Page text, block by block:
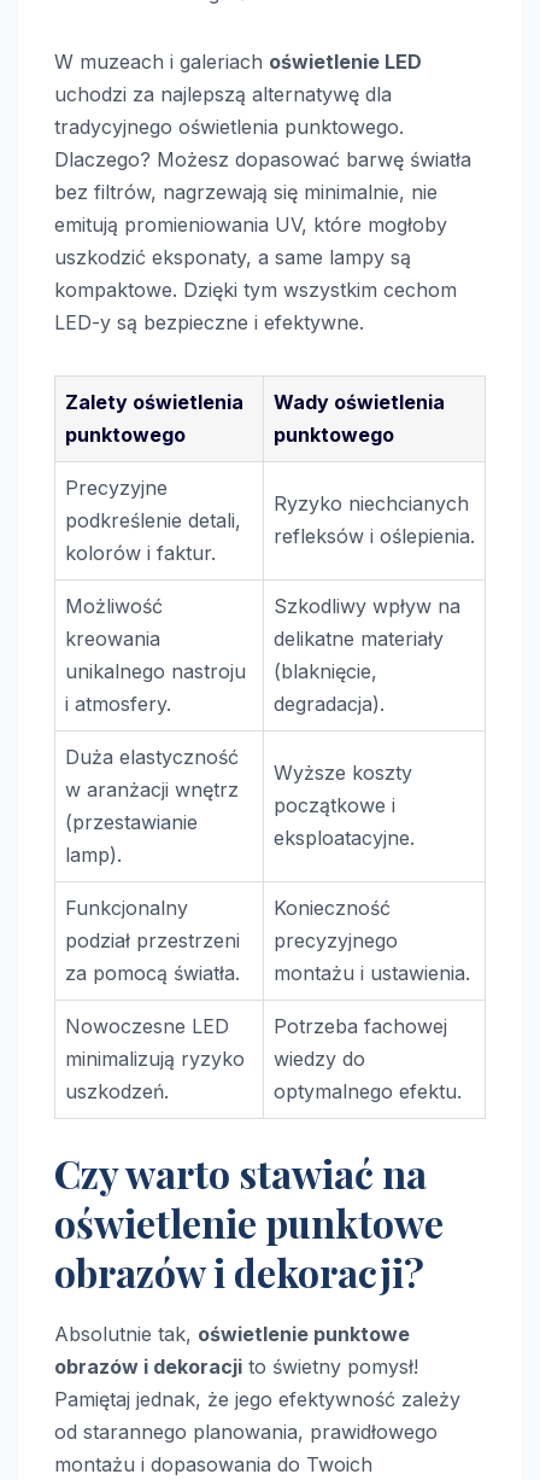
W muzeach i galeriach oświetlenie LED
uchodzi za najlepszą alternatywę dla
tradycyjnego oświetlenia punktowego.
Dlaczego? Możesz dopasować barwę światła
bez filtrów, nagrzewają się minimalnie, nie
emitują promieniowania UV, które mogłoby
uszkodzić eksponaty, a same lampy są
kompaktowe. Dzięki tym wszystkim cechom
LED-y są bezpieczne i efektywne.
Zalety oświetlenia
punktowego
Wady oświetlenia
punktowego
Precyzyjne
podkreślenie detali,
kolorów i faktur.
Ryzyko niechcianych
refleksów i oślepienia.
Możliwość
kreowania
unikalnego nastroju
i atmosfery.
Szkodliwy wpływ na
delikatne materiały
(blaknięcie,
degradacja).
Duża elastyczność
w aranżacji wnętrz
(przestawianie
lamp).
Wyższe koszty
początkowe i
eksploatacyjne.
Funkcjonalny
podział przestrzeni
za pomocą światła.
Konieczność
precyzyjnego
montażu i ustawienia.
Nowoczesne LED
minimalizują ryzyko
uszkodzeń.
Potrzeba fachowej
wiedzy do
optymalnego efektu.
Czy warto stawiać na
oświetlenie punktowe
obrazów i dekoracji?
Absolutnie tak, oświetlenie punktowe
obrazów i dekoracji to świetny pomysł!
Pamiętaj jednak, że jego efektywność zależy
od starannego planowania, prawidłowego
montażu i dopasowania do Twoich